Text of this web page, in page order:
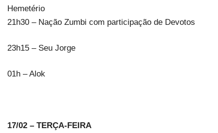
Hemetério
21h30 – Nação Zumbi com participação de Devotos
23h15 – Seu Jorge
01h – Alok
17/02 – TERÇA-FEIRA